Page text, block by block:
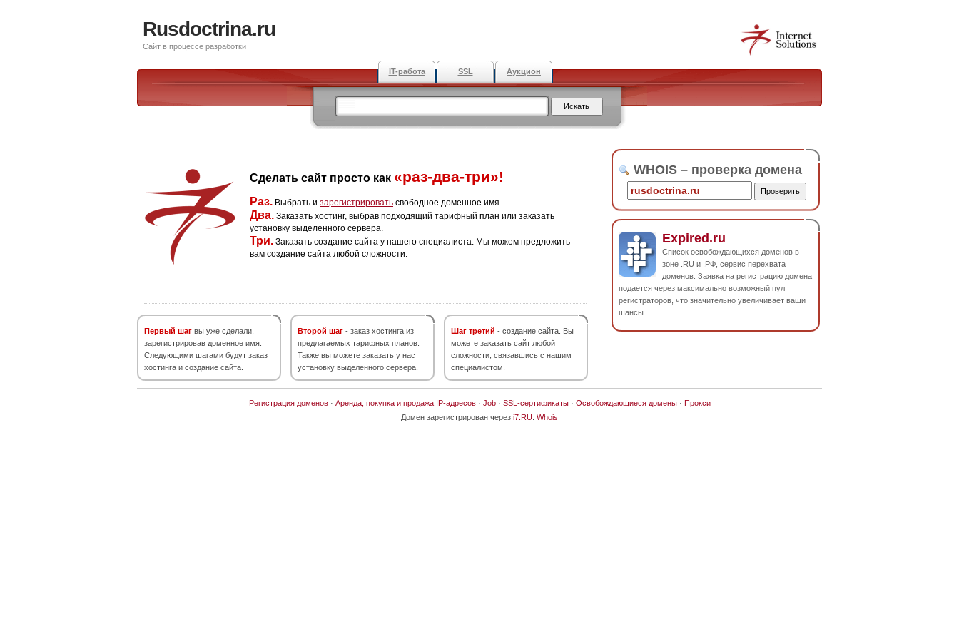
Rusdoctrina.ru
Сайт в процессе разработки
IT-работа SSL Аукцион
Сделать сайт просто как «раз-два-три»!
Раз. Выбрать и зарегистрировать свободное доменное имя.
Два. Заказать хостинг, выбрав подходящий тарифный план или заказать
установку выделенного сервера.
Три. Заказать создание сайта у нашего специалиста. Мы можем предложить
вам создание сайта любой сложности.
Первый шаг вы уже сделали,
зарегистрировав доменное имя.
Следующими шагами будут заказ
хостинга и создание сайта.
Второй шаг - заказ хостинга из
предлагаемых тарифных планов.
Также вы можете заказать у нас
установку выделенного сервера.
Шаг третий - создание сайта. Вы
можете заказать сайт любой
сложности, связавшись с нашим
специалистом.
WHOIS – проверка домена
Expired.ru
Список освобождающихся доменов в
зоне .RU и .РФ, сервис перехвата
доменов. Заявка на регистрацию домена
подается через максимально возможный пул
регистраторов, что значительно увеличивает ваши
шансы.
Регистрация доменов· Аренда, покупка и продажа IP-адресов· Job· SSL-сертификаты· Освобождающиеся домены· Прокси
Домен зарегистрирован через i7.RU Whois